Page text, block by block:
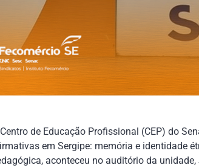
de Educação Profissional (CEP) do
em Sergipe: memória e identidade
aconteceu no auditório da